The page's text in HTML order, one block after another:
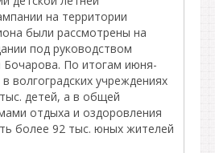
на территории
были рассмотрены на
под руководством
Бочарова. По итогам июня-
волгоградских учреждениях
детей, а в общей
отдыха и оздоровления
более 92 тыс. юных жителей